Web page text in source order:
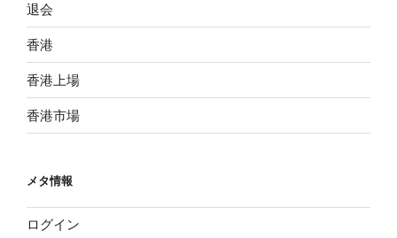
退会
香港
香港上場
香港市場
メタ情報
ログイン